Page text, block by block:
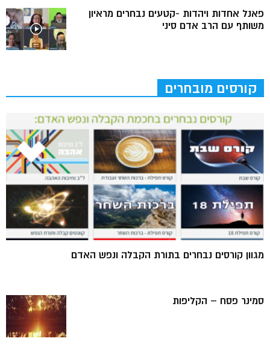
פאנל אחדות ויהדות -קטעים נבחרים מראיון
משותף עם הרב אדם סיני
קורסים מובחרים
מגוון קורסים נבחרים בתורת הקבלה ונפש האדם
סמינר פסח – הקליפות